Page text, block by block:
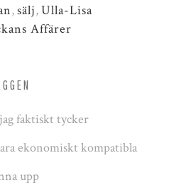
,sälj,Ulla-Lisa
Affärer
faktiskt tycker
ekonomiskt kompatibla
upp